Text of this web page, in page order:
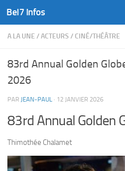
Skip to content
Bel7 Infos
A LA UNE /ACTEURS / CINÉ/THÉÂTRE
83rd Annual Golden
2026
PAR JEAN-PAUL · 12 JANVIER 2026
83rd Annual Golden
Thimothée Chalamet